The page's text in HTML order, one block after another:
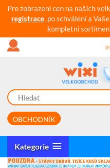
Pro zobrazení cen na našich
registrace, po schválení a
kompletní
OBCHODNÍK
Kategorie